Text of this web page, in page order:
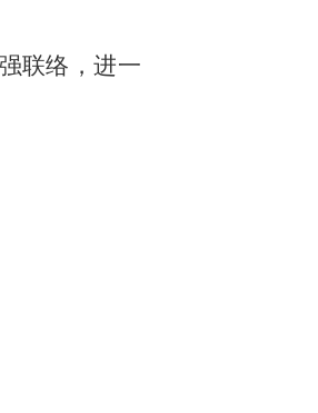
联络，进一